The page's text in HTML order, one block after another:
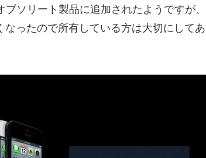
ソリート製品に追加されたようですが、
ったので所有している方は大切にしてあ